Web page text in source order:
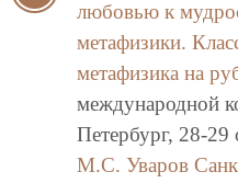
любовью к
метафизики.
метафизика на
международной
Петербург, 28-29
М.С. Уваров